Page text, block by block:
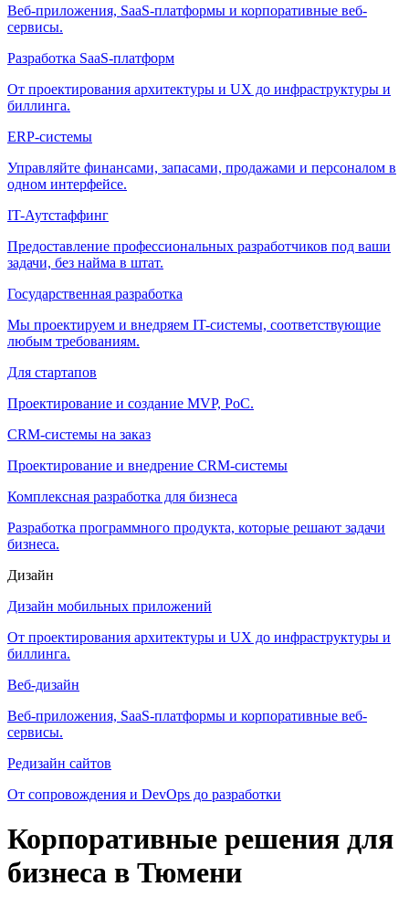
Веб-приложения, SaaS-платформы и корпоративные веб-
сервисы.
Разработка SaaS-платформ
От проектирования архитектуры и UX до инфраструктуры и
биллинга.
ERP-системы
Управляйте финансами, запасами, продажами и персоналом в
одном интерфейсе.
IT-Аутстаффинг
Предоставление профессиональных разработчиков под ваши
задачи, без найма в штат.
Государственная разработка
Мы проектируем и внедряем IT-системы, соответствующие
любым требованиям.
Для стартапов
Проектирование и создание MVP, PoC.
CRM-системы на заказ
Проектирование и внедрение CRM-системы
Комплексная разработка для бизнеса
Разработка программного продукта, которые решают задачи
бизнеса.
Дизайн
Дизайн мобильных приложений
От проектирования архитектуры и UX до инфраструктуры и
биллинга.
Веб-дизайн
Веб-приложения, SaaS-платформы и корпоративные веб-
сервисы.
Редизайн сайтов
От сопровождения и DevOps до разработки
Корпоративные решения для
бизнеса в Тюмени